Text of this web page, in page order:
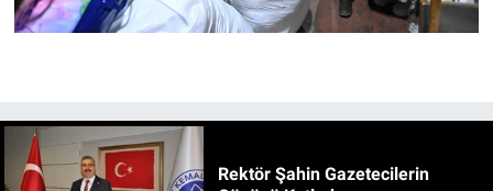
Rektör Şahin Gazetecilerin